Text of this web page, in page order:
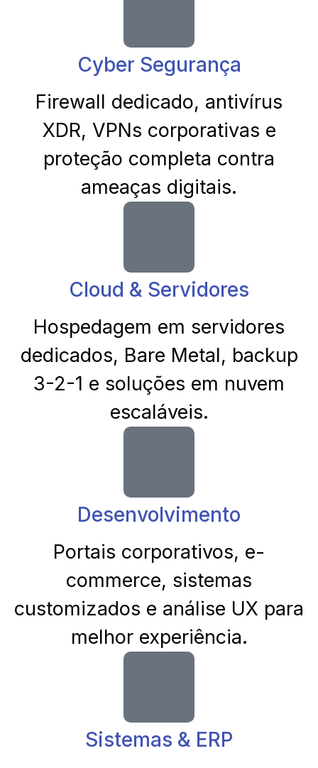
Cyber Segurança
Firewall dedicado, antivírus
XDR, VPNs corporativas e
proteção completa contra
ameaças digitais.
Cloud & Servidores
Hospedagem em servidores
dedicados, Bare Metal, backup
3-2-1 e soluções em nuvem
escaláveis.
Desenvolvimento
Portais corporativos, e-
commerce, sistemas
customizados e análise UX para
melhor experiência.
Sistemas & ERP